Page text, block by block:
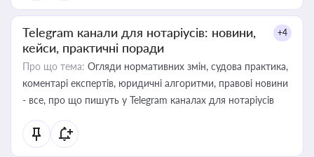
Telegram канали для нотаріусів: новини,
кейси, практичні поради
+4
Про що тема: Огляди нормативних змін, судова практика,
коментарі експертів, юридичні алгоритми, правові новини
- все, про що пишуть у Telegram каналах для нотаріусів